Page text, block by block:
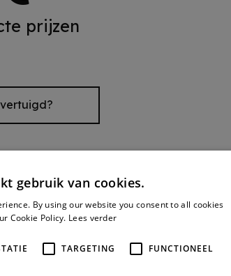
prijzen
gebruik van cookies.
By using our website you consent to all cookies
Cookie Policy. Lees verder
TARGETING FUNCTIONEEL